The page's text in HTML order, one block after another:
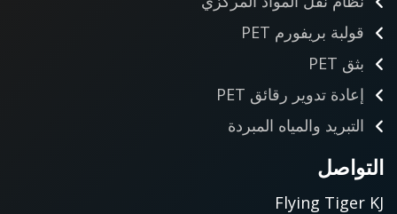
قولبة بريفورم PET
بثق PET
إعادة تدوير رقائق PET
التبريد والمياه المبردة
التواصل
Flying Tiger KJ